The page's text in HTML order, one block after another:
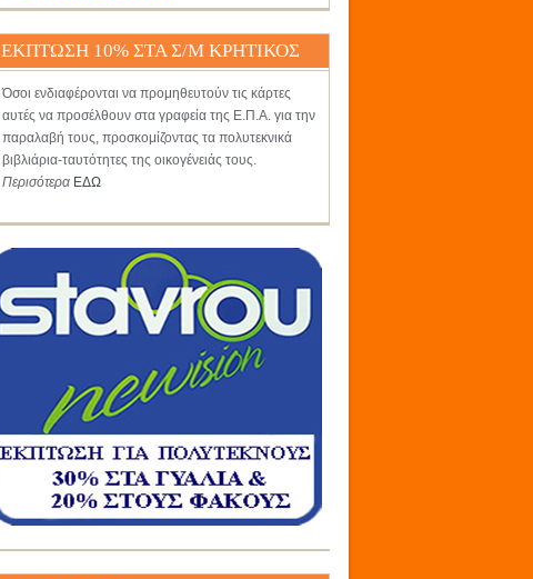
ΕΚΠΤΩΣΗ 10% ΣΤΑ Σ/Μ ΚΡΗΤΙΚΟΣ
Όσοι ενδιαφέρονται να προμηθευτούν τις κάρτες
αυτές να προσέλθουν στα γραφεία της Ε.Π.Α. για την
παραλαβή τους, προσκομίζοντας τα πολυτεκνικά
βιβλιάρια-ταυτότητες της οικογένειάς τους.
Περισότερα ΕΔΩ